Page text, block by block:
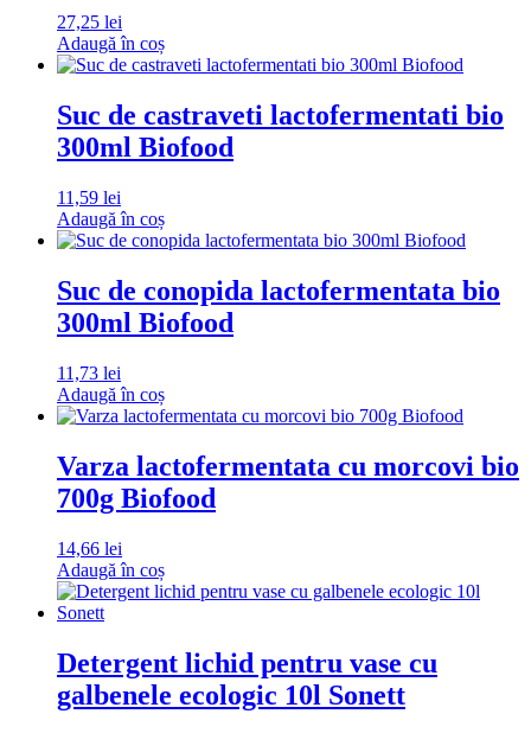
27,25 lei
Adaugă în coș
Suc de castraveti lactofermentati bio
300ml Biofood
11,59 lei
Adaugă în coș
Suc de conopida lactofermentata bio
300ml Biofood
11,73 lei
Adaugă în coș
Varza lactofermentata cu morcovi bio
700g Biofood
14,66 lei
Adaugă în coș
Detergent lichid pentru vase cu
galbenele ecologic 10l Sonett